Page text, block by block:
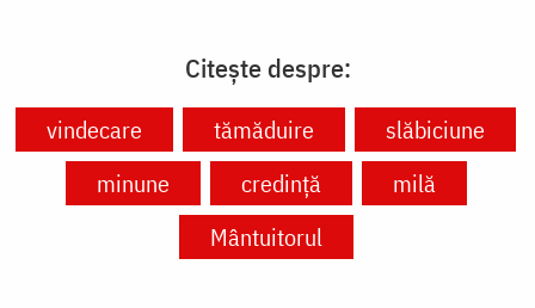
Citește despre:
vindecare tămăduire
slăbiciune
minune
credință
milă
Mântuitorul